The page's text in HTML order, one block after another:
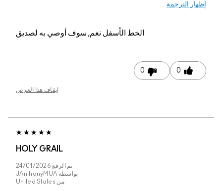
إظهار الترجمة
الخط الأسفلنعم, سوف أوصي به لصديق
0
0
إيقاف هذا العرض
HOLY GRAIL
تم الرفع 24/01/2026
بواسطة JAnthonyMUA
من United States